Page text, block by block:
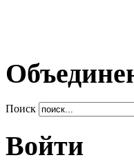
Поиск
Войти